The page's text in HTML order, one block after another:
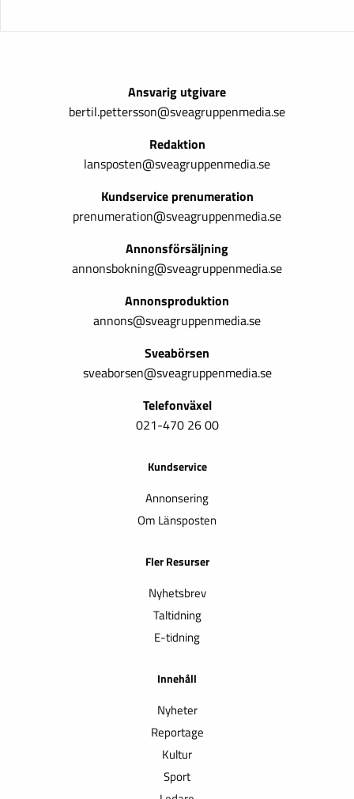
Ansvarig utgivare
bertil.pettersson@sveagruppenmedia.se
Redaktion
lansposten@sveagruppenmedia.se
Kundservice prenumeration
prenumeration@sveagruppenmedia.se
Annonsförsäljning
annonsbokning@sveagruppenmedia.se
Annonsproduktion
annons@sveagruppenmedia.se
Sveabörsen
sveaborsen@sveagruppenmedia.se
Telefonväxel
021-470 26 00
Kundservice
Annonsering
Om Länsposten
Fler Resurser
Nyhetsbrev
Taltidning
E-tidning
Innehåll
Nyheter
Reportage
Kultur
Sport